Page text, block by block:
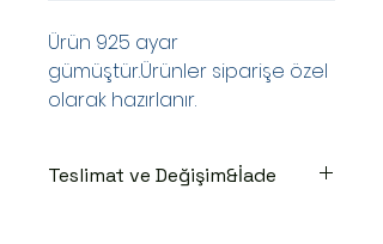
Ürün 925 ayar
gümüştür.Ürünler siparişe özel
olarak hazırlanır.
Teslimat ve Değişim&İade